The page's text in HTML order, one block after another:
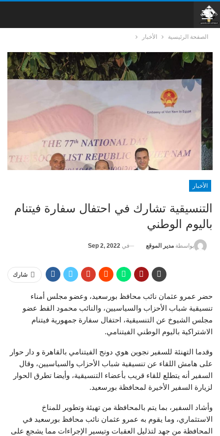
الصفحة الرئيسية الأخبار
الأخبار
التنسيقية تشارك في احتفال سفارة فيتنام
باليوم الوطني
بواسطة مدير الموقع في Sep 2, 2022
شارك
حضر عمرو عثمان نائب محافظ بورسعيد، وعضو مجلس أمناء
تنسيقية شباب الأحزاب والسياسيين، والنائب محمود القط عضو
مجلس الشيوخ عن التنسيقية، احتفال سفارة جمهورية فيتنام
الاشتراكية باليوم الوطني الفيتنامي.
وقدما التهنئة للسفير نجوين هوي دونج الفيتنامي بالقاهرة و دار حوار
على هامش اللقاء عن تنسيقية شباب الأحزاب والسياسيين، وقال
السفير أنه يتطلع للقاء قريب بأعضاء التنسيقية، وأيضا تطرق الحوار
لزيارة السفير الأخيرة لمحافظة بورسعيد.
وأشاد السفير، بما يتم بالمحافظة من تهيئة وتطوير للمناخ
الاستثماري، وما يقوم به عمرو عثمان نائب محافظ بورسعيد في
المحافظة من جهد لتذليل العقبات وتيسير الإجراءات مما يشجع على